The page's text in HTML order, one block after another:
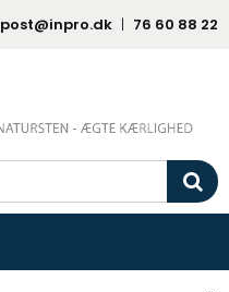
post@inpro.dk | 76 60 88 22